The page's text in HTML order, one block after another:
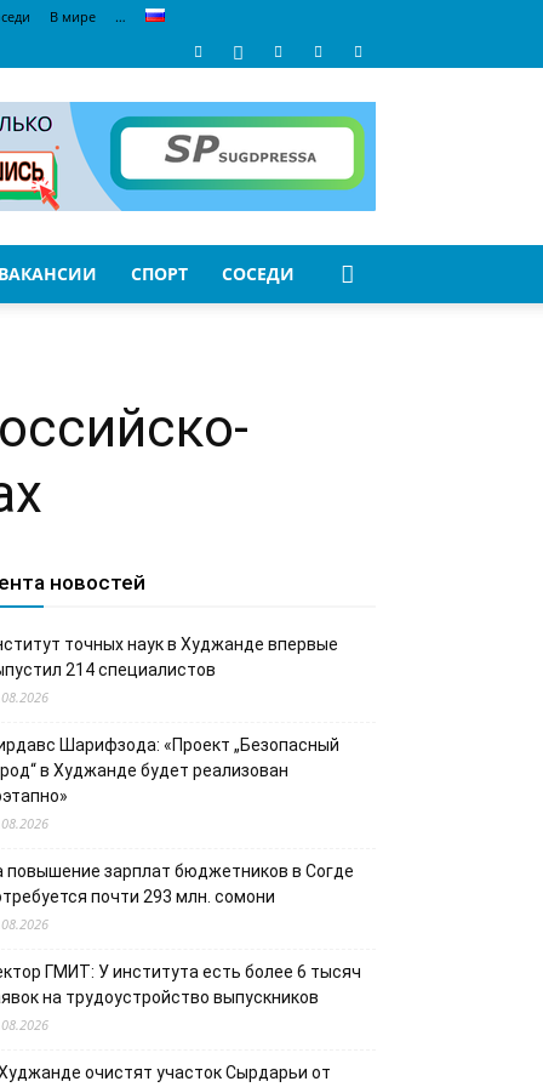
В мире …
ВАКАНСИИ СПОРТ СОСЕДИ
новостей
точных наук в Худжанде впервые
214 специалистов
Шарифзода: «Проект „Безопасный
в Худжанде будет реализован
повышение зарплат бюджетников в Согде
почти 293 млн. сомони
ГМИТ: У института есть более 6 тысяч
на трудоустройство выпускников
очистят участок Сырдарьи от